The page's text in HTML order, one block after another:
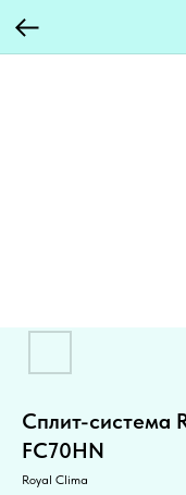
Cплит-система
FC70HN
Royal Clima